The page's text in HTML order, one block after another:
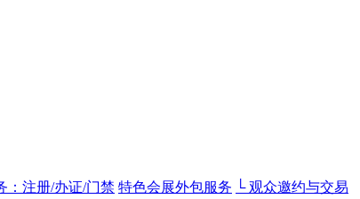
：注册/办证/门禁 特色会展外包服务 └ 观众邀约与交易